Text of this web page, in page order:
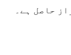
حاصل ہے۔